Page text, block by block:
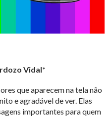
Vidal*
que aparecem na tela não
e agradável de ver. Elas
importantes para quem